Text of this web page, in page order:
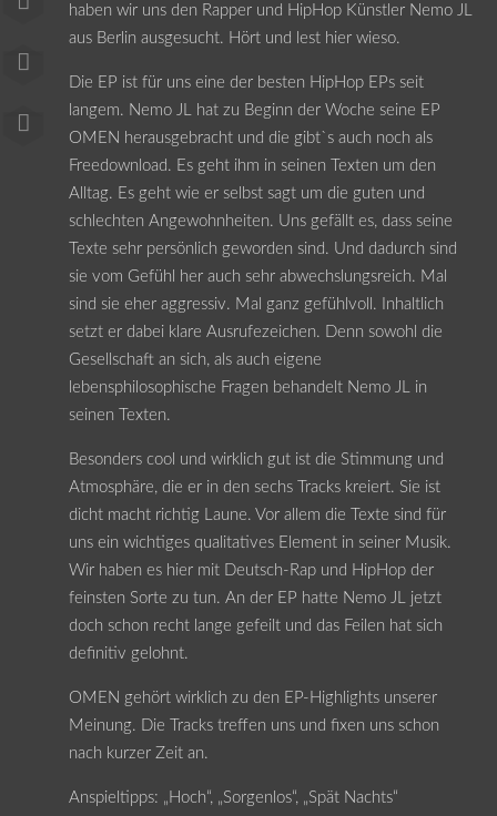
haben wir uns den Rapper und HipHop Künstler Nemo JL
aus Berlin ausgesucht. Hört und lest hier wieso.
Die EP ist für uns eine der besten HipHop EPs seit
langem. Nemo JL hat zu Beginn der Woche seine EP
OMEN herausgebracht und die gibt`s auch noch als
Freedownload. Es geht ihm in seinen Texten um den
Alltag. Es geht wie er selbst sagt um die guten und
schlechten Angewohnheiten. Uns gefällt es, dass seine
Texte sehr persönlich geworden sind. Und dadurch sind
sie vom Gefühl her auch sehr abwechslungsreich. Mal
sind sie eher aggressiv. Mal ganz gefühlvoll. Inhaltlich
setzt er dabei klare Ausrufezeichen. Denn sowohl die
Gesellschaft an sich, als auch eigene
lebensphilosophische Fragen behandelt Nemo JL in
seinen Texten.
Besonders cool und wirklich gut ist die Stimmung und
Atmosphäre, die er in den sechs Tracks kreiert. Sie ist
dicht macht richtig Laune. Vor allem die Texte sind für
uns ein wichtiges qualitatives Element in seiner Musik.
Wir haben es hier mit Deutsch-Rap und HipHop der
feinsten Sorte zu tun. An der EP hatte Nemo JL jetzt
doch schon recht lange gefeilt und das Feilen hat sich
definitiv gelohnt.
OMEN gehört wirklich zu den EP-Highlights unserer
Meinung. Die Tracks treffen uns und fixen uns schon
nach kurzer Zeit an.
Anspieltipps: „Hoch“, „Sorgenlos“, „Spät Nachts“